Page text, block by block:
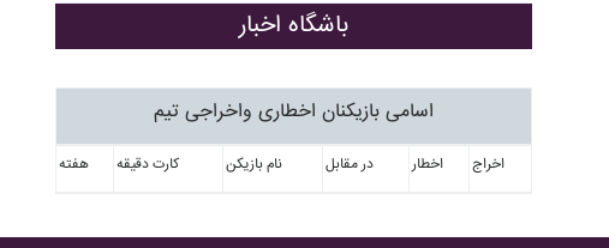
باشگاه اخبار
اسامی بازیکنان اخطاری واخراجی تیم
هفته کارت دقیقه نام بازیکن در مقابل اخطار اخراج